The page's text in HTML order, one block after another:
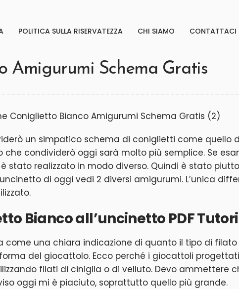
POLITICA SULLA RISERVATEZZA CHI SIAMO CONTATTACI
Amigurumi Schema Gratis
un simpatico schema di coniglietti come quello
che condividerò oggi sarà molto più semplice. Se
stato realizzato in modo diverso. Quindi è stato
di oggi vedi 2 diversi amigurumi. L’unica
Bianco all’uncinetto PDF
come una chiara indicazione di quanto il tipo di
del giocattolo. Ecco perché i giocattoli
filati di ciniglia o di velluto. Devo ammettere
oggi mi è piaciuto, soprattutto quello più grande.